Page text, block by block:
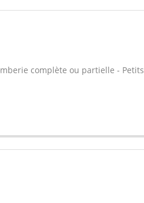
complète ou partielle - Petits